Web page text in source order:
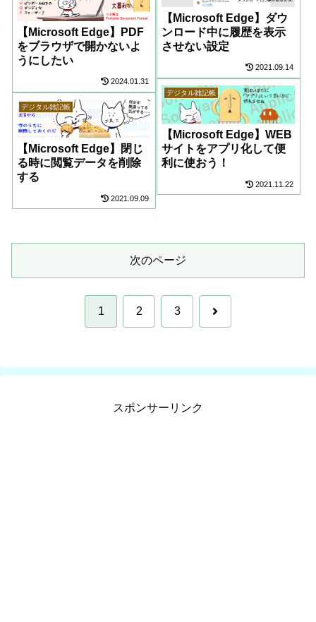
【Microsoft Edge】ダウ
ンロード中に履歴を表示
させない設定
2021.09.14
【Microsoft Edge】PDF
をブラウザで開かないよ
うにしたい
2024.01.31
デジタル雑記帳
【Microsoft Edge】WEB
サイトをアプリ化して便
利に使おう！
2021.11.22
デジタル雑記帳
【Microsoft Edge】閉じ
る時に閲覧データを削除
する
2021.09.09
次のページ
1 2 3 次
スポンサーリンク